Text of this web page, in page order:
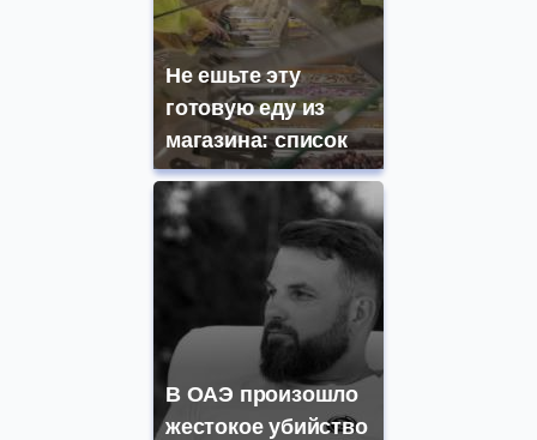
Не ешьте эту
готовую еду из
магазина: список
В ОАЭ произошло
жестокое убийство